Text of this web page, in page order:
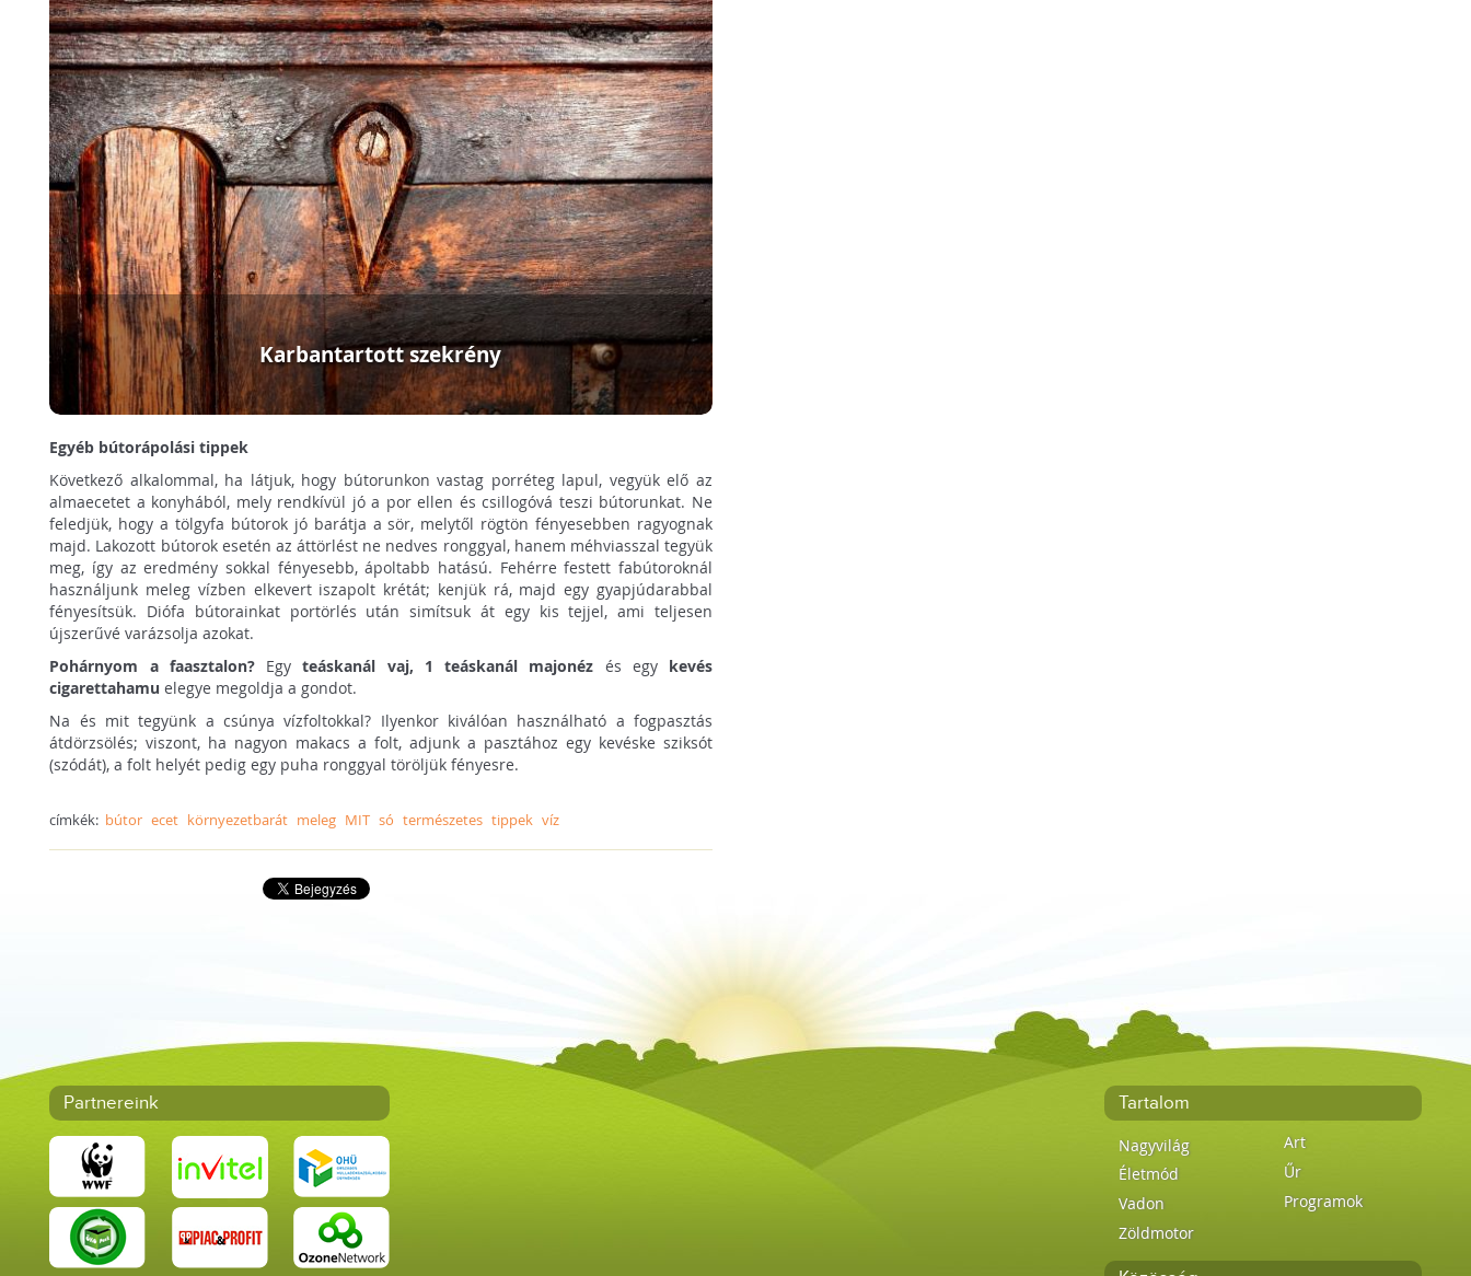
Karbantartott szekrény
Egyéb bútorápolási tippek
Következő alkalommal, ha látjuk, hogy bútorunkon vastag porréteg lapul, vegyük elő az
almaecetet a konyhából, mely rendkívül jó a por ellen és csillogóvá teszi bútorunkat. Ne
feledjük, hogy a tölgyfa bútorok jó barátja a sör, melytől rögtön fényesebben ragyognak
majd. Lakozott bútorok esetén az áttörlést ne nedves ronggyal, hanem méhviasszal tegyük
meg, így az eredmény sokkal fényesebb, ápoltabb hatású. Fehérre festett fabútoroknál
használjunk meleg vízben elkevert iszapolt krétát; kenjük rá, majd egy gyapjúdarabbal
fényesítsük. Diófa bútorainkat portörlés után simítsuk át egy kis tejjel, ami teljesen
újszerűvé varázsolja azokat.
Pohárnyom a faasztalon?Egy teáskanál vaj, 1 teáskanál majonéz és egykevés
cigarettahamuelegye megoldja a gondot.
Na és mit tegyünk a csúnya vízfoltokkal? Ilyenkor kiválóan használható a fogpasztás
átdörzsölés; viszont, ha nagyon makacs a folt, adjunk a pasztához egy kevéske sziksót
(szódát), a folt helyét pedig egy puha ronggyal töröljük fényesre.
címkék: bútor ecet környezetbarát meleg MIT só természetes tippek víz
Partnereink Tartalom
Nagyvilág
Életmód
Vadon
Zöldmotor
Art
Űr
Programok